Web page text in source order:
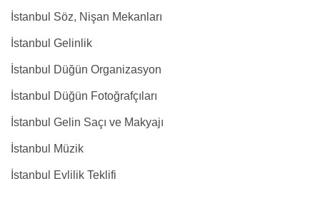
İstanbul Söz, Nişan Mekanları
İstanbul Gelinlik
İstanbul Düğün Organizasyon
İstanbul Düğün Fotoğrafçıları
İstanbul Gelin Saçı ve Makyajı
İstanbul Müzik
İstanbul Evlilik Teklifi